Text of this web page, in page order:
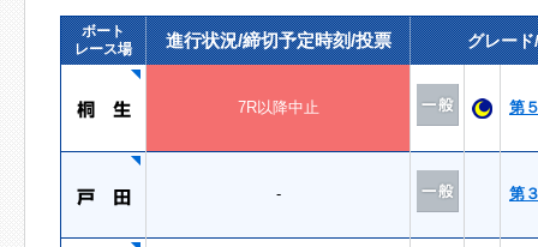
ボート
レース場
進行状況/締切予定時刻/投票 グレー
7R以降中止 第
- 第